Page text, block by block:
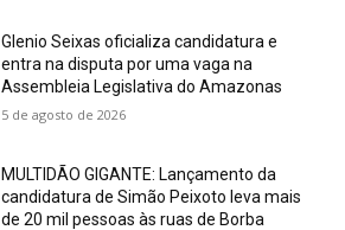
Glenio Seixas oficializa candidatura e
entra na disputa por uma vaga na
Assembleia Legislativa do Amazonas
5 de agosto de 2026
MULTIDÃO GIGANTE: Lançamento da
candidatura de Simão Peixoto leva mais
de 20 mil pessoas às ruas de Borba